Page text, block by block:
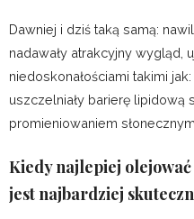
Dawniej i dziś taką samą:
nadawały atrakcyjny wygląd,
niedoskonałościami takimi
uszczelniały barierę lipidową
promieniowaniem słonecznym.
Kiedy najlepiej
jest najbardziej